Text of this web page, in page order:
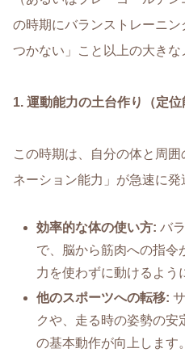
の時期にバランストレーニ
つかない」こと以上の大きな
1. 運動能力の土台作り（定位
この時期は、自分の体と周
ネーション能力」が急速に発
効率的な体の使い方: バ
で、脳から筋肉への指令
力を使わずに動けるよう
他のスポーツへの転移:
クや、走る時の姿勢の安
の基本動作が向上します。